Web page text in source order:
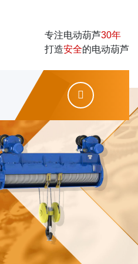
专注电动葫芦30年
打造安全的电动葫芦